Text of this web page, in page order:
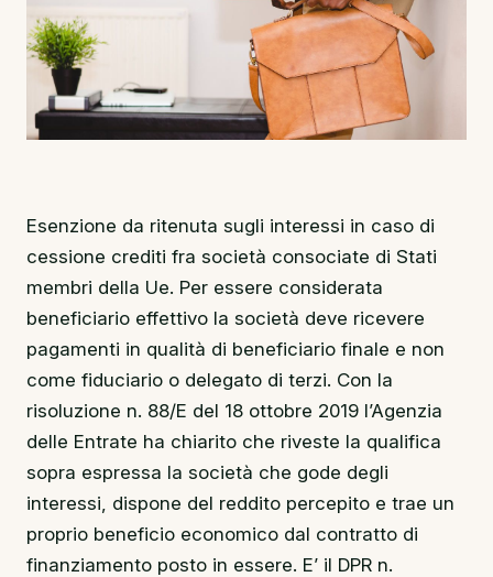
Esenzione da ritenuta sugli interessi in caso di
cessione crediti fra società consociate di Stati
membri della Ue. Per essere considerata
beneficiario effettivo la società deve ricevere
pagamenti in qualità di beneficiario finale e non
come fiduciario o delegato di terzi. Con la
risoluzione n. 88/E del 18 ottobre 2019 l’Agenzia
delle Entrate ha chiarito che riveste la qualifica
sopra espressa la società che gode degli
interessi, dispone del reddito percepito e trae un
proprio beneficio economico dal contratto di
finanziamento posto in essere. E’ il DPR n.